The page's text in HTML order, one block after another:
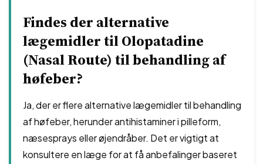
Findes der alternative
lægemidler til Olopatadine
(Nasal Route) til behandling af
høfeber?
Ja, der er flere alternative lægemidler til behandling
af høfeber, herunder antihistaminer i pilleform,
næsesprays eller øjendråber. Det er vigtigt at
konsultere en læge for at få anbefalinger baseret